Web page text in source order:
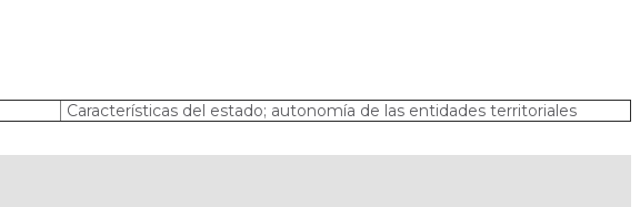
Características del estado; autonomía de las entidades territoriales